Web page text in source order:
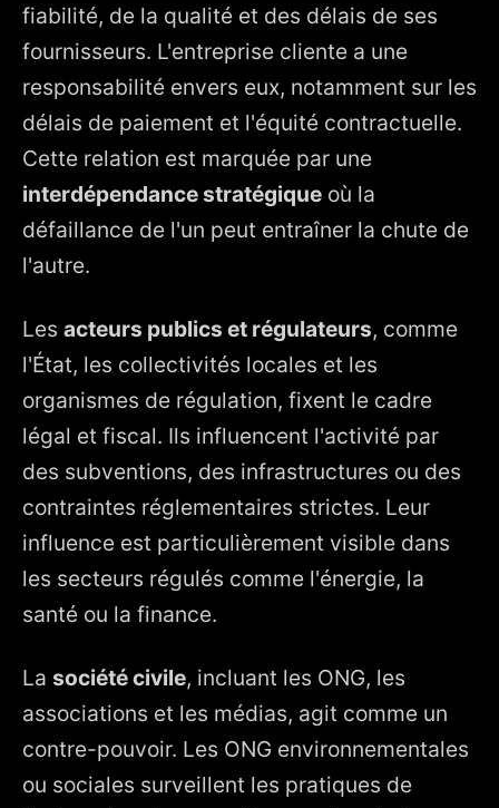
fiabilité, de la qualité et des délais de ses
fournisseurs. L'entreprise cliente a une
responsabilité envers eux, notamment sur les
délais de paiement et l'équité contractuelle.
Cette relation est marquée par une
interdépendance stratégique où la
défaillance de l'un peut entraîner la chute de
l'autre.
Les acteurs publics et régulateurs, comme
l'État, les collectivités locales et les
organismes de régulation, fixent le cadre
légal et fiscal. Ils influencent l'activité par
des subventions, des infrastructures ou des
contraintes réglementaires strictes. Leur
influence est particulièrement visible dans
les secteurs régulés comme l'énergie, la
santé ou la finance.
La société civile, incluant les ONG, les
associations et les médias, agit comme un
contre-pouvoir. Les ONG environnementales
ou sociales surveillent les pratiques de